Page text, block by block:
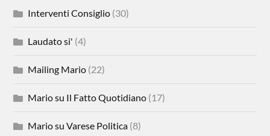
Interventi Consiglio (30)
Laudato si' (4)
Mailing Mario (22)
Mario su Il Fatto Quotidiano (17)
Mario su Varese Politica (8)